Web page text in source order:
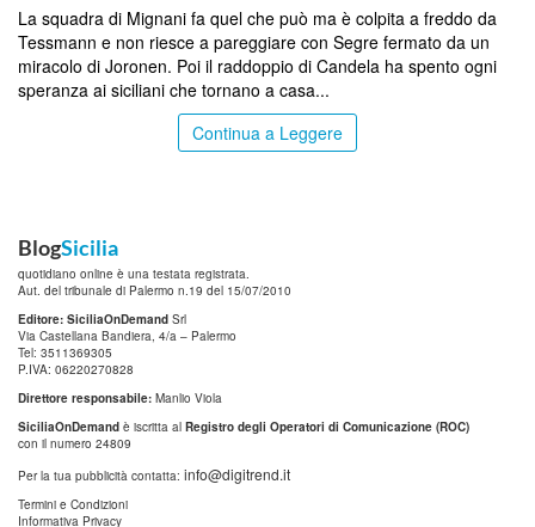
La squadra di Mignani fa quel che può ma è colpita a freddo da
Tessmann e non riesce a pareggiare con Segre fermato da un
miracolo di Joronen. Poi il raddoppio di Candela ha spento ogni
speranza ai siciliani che tornano a casa...
Continua a Leggere
BlogSicilia
quotidiano online è una testata registrata.
Aut. del tribunale di Palermo n.19 del 15/07/2010
Editore: SiciliaOnDemand Srl
Via Castellana Bandiera, 4/a – Palermo
Tel: 3511369305
P.IVA: 06220270828
Direttore responsabile: Manlio Viola
SiciliaOnDemand è iscritta al Registro degli Operatori di Comunicazione (ROC)
con il numero 24809
Per la tua pubblicità contatta: info@digitrend.it
Termini e Condizioni
Informativa Privacy